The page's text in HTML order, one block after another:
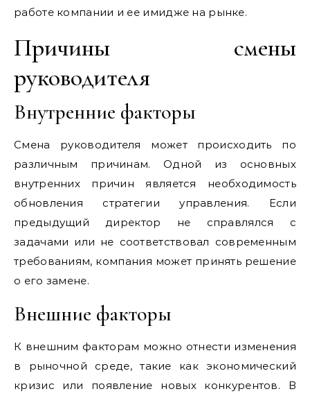
работе компании и ее имидже на рынке.
Причины смены
руководителя
Внутренние факторы
Смена руководителя может происходить по
различным причинам. Одной из основных
внутренних причин является необходимость
обновления стратегии управления. Если
предыдущий директор не справлялся с
задачами или не соответствовал современным
требованиям, компания может принять решение
о его замене.
Внешние факторы
К внешним факторам можно отнести изменения
в рыночной среде, такие как экономический
кризис или появление новых конкурентов. В